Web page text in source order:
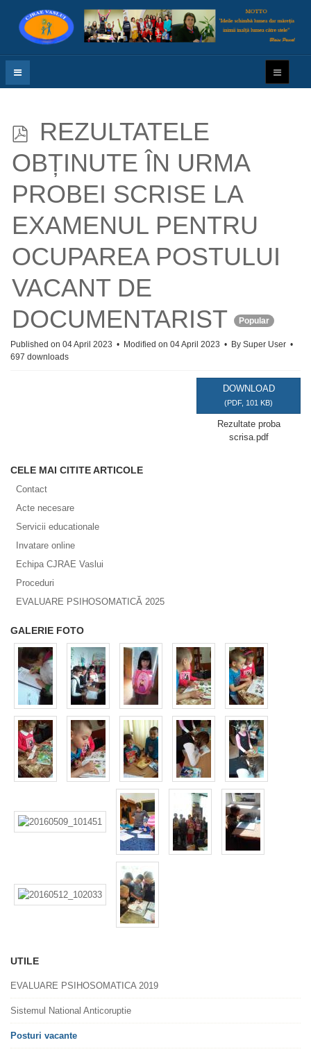
p
d
f
REZULTATELE
OBȚINUTE ÎN URMA
PROBEI SCRISE LA
EXAMENUL PENTRU
OCUPAREA POSTULUI
VACANT DE
DOCUMENTARIST
Popular
Published on 04 April 2023 Modified on 04 April 2023 By Super User
697 downloads
DOWNLOAD
(PDF, 101 KB)
Rezultate proba
scrisa.pdf
CELE MAI CITITE ARTICOLE
Contact
Acte necesare
Servicii educationale
Invatare online
Echipa CJRAE Vaslui
Proceduri
EVALUARE PSIHOSOMATICĂ 2025
GALERIE FOTO
UTILE
EVALUARE PSIHOSOMATICA 2019
Sistemul National Anticoruptie
Posturi vacante